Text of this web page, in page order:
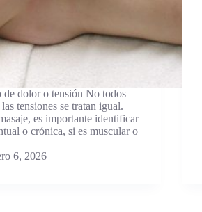
dolor o tensión No todos
tensiones se tratan igual.
es importante identificar
o crónica, si es muscular o
6, 2026